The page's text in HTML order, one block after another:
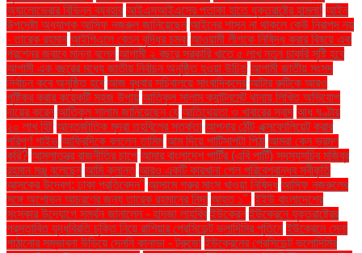
অ্যালোভেরার বিভিন্ন ব্যবহার আইএসআইএসের পতাকা হাতে যুক্তরাষ্ট্রে হামলা! আইন
উপদেষ্টা অধ্যাপক আসিফ নজরুল জানিয়েছেন আইনের শাসন না থাকলে কেউ নিরাপদ নয়
- তারেক রহমান আইপিএলে বেতন বৃদ্ধির চমক আওয়ামী লীগকে নিষিদ্ধ করার বিষয়ে এক
প্রশ্নের জবাবে মান্না বলেন আগামী ২ বছরে সরকারি খাতে ৫ লাখ নতুন চাকরি সৃষ্টি হবে
আগামী এক বছরের মধ্যে জাতীয় নির্বাচন অনুষ্ঠিত হওয়া উচিত আগামী জাতীয় সংসদ
নির্বাচন কবে অনুষ্ঠিত হবে আজ বুধবার সচিবালয়ে সাংবাদিকদের আটার রুটিকে আরও
পুষ্টিকর করার কয়েকটি সহজ উপায় আতিকুল সালাম ক্যান্টনমেন্ট থানায় লিখিত অভিযোগ
দায়ের করেন আতিকুল সালাম জানিয়েছেন যে আতিথেয়তা ও খাবারের স্বাদ আধ ঘণ্টায়
২০ লাখ হিট আন্তর্জাতিক মুদ্রা তহবিলের সতর্কতা আপনার ঠোঁট এক্সফোলিয়েট করার
পরিপূর্ণ গাইড আফ্রিদিকে বললেন তামিম আম দিয়ে পাটিসাপটা পিঠা আমরা কেন ভ্রমণ
করি? আমলাতন্ত্র রাজনীতির চাপে আমার বাংলাদেশ পার্টির (এবি পার্টি) সদস্যসচিব মজিবুর
রহমান মঞ্জু বলেছেন আমি ক্লান্ত আরও একটি কারখানা পেল পরিবেশবান্ধব স্বীকৃতি
আসকের উদ্বেগ: ঢাকা প্রতিবেদন" আসামে গরুর মাংস খাওয়া নিষিদ্ধ আসিফ নজরুলের
সঙ্গে অশোভন আচরণের জন্য তারেক রহমানের নিন্দা আহত ১". ইইউ বাংলাদেশের
সংস্কার উদ্যোগে সমর্থন জানালেন - হাদজা লাহবিব ইউক্রেন ইউক্রেনে যুক্তরাষ্ট্রের
প্রস্তাবিত যুদ্ধবিরতি চুক্তি নিয়ে রাশিয়ার প্রেসিডেন্ট ভ্লাদিমির পুতিনে ইউক্রেনে সেনা
পাঠানোর সম্ভাবনা উড়িয়ে দেননি কানাডা - ট্রুডো ইউক্রেনের প্রেসিডেন্ট ভলোদিমির